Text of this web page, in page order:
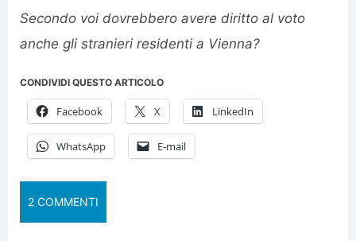
Secondo voi dovrebbero avere diritto al voto
anche gli stranieri residenti a Vienna?
CONDIVIDI QUESTO ARTICOLO
Facebook X LinkedIn
WhatsApp E-mail
2 COMMENTI